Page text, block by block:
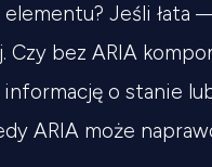
Jeśli łata
Czy bez ARIA
informację o stanie
ARIA może